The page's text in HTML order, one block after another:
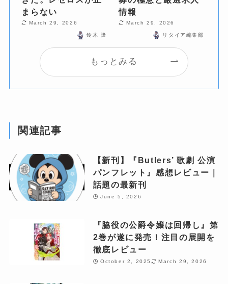
まらない
March 29, 2026
鈴木 隆
情報
March 29, 2026
リタイア編集部
もっとみる
関連記事
【新刊】『Butlers’ 歌劇 公演
パンフレット』感想レビュー｜
話題の最新刊
June 5, 2026
『脇役の公爵令嬢は回帰し』第
2巻が遂に発売！注目の展開を
徹底レビュー
October 2, 2025 March 29, 2026